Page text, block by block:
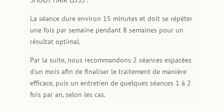
La séance dure environ 15 minutes et doit se répéter
une fois par semaine pendant 8 semaines pour un
résultat optimal.
Par la suite, nous recommandons 2 séances espacées
d’un mois afin de finaliser le traitement de manière
efficace, puis un entretien de quelques séances 1 à 2
fois par an, selon les cas.